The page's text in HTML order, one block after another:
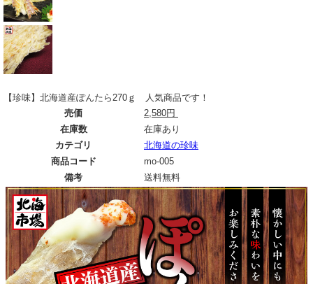
【珍味】北海道産ぽんたら270ｇ 人気商品です！
売価
2,580円
在庫数
在庫あり
カテゴリ
北海道の珍味
商品コード
mo-005
備考
送料無料